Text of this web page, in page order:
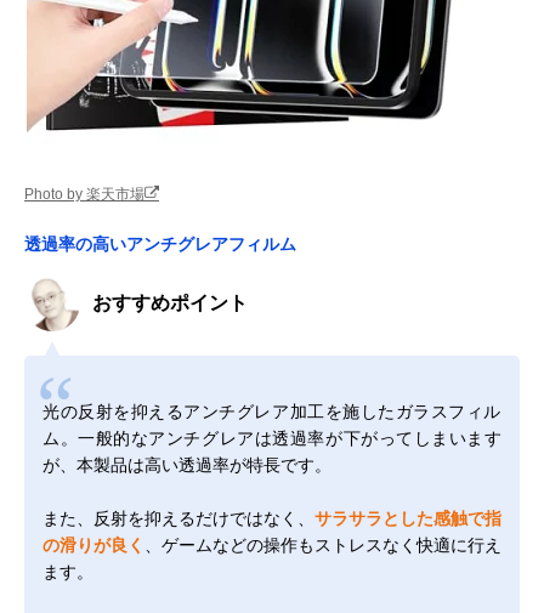
Photo by 楽天市場
透過率の高いアンチグレアフィルム
おすすめポイント
光の反射を抑えるアンチグレア加工を施したガラスフィル
ム。一般的なアンチグレアは透過率が下がってしまいます
が、本製品は高い透過率が特長です。
また、反射を抑えるだけではなく、 サラサラとした感触で指
の滑りが良く
、ゲームなどの操作もストレスなく快適に行え
ます。